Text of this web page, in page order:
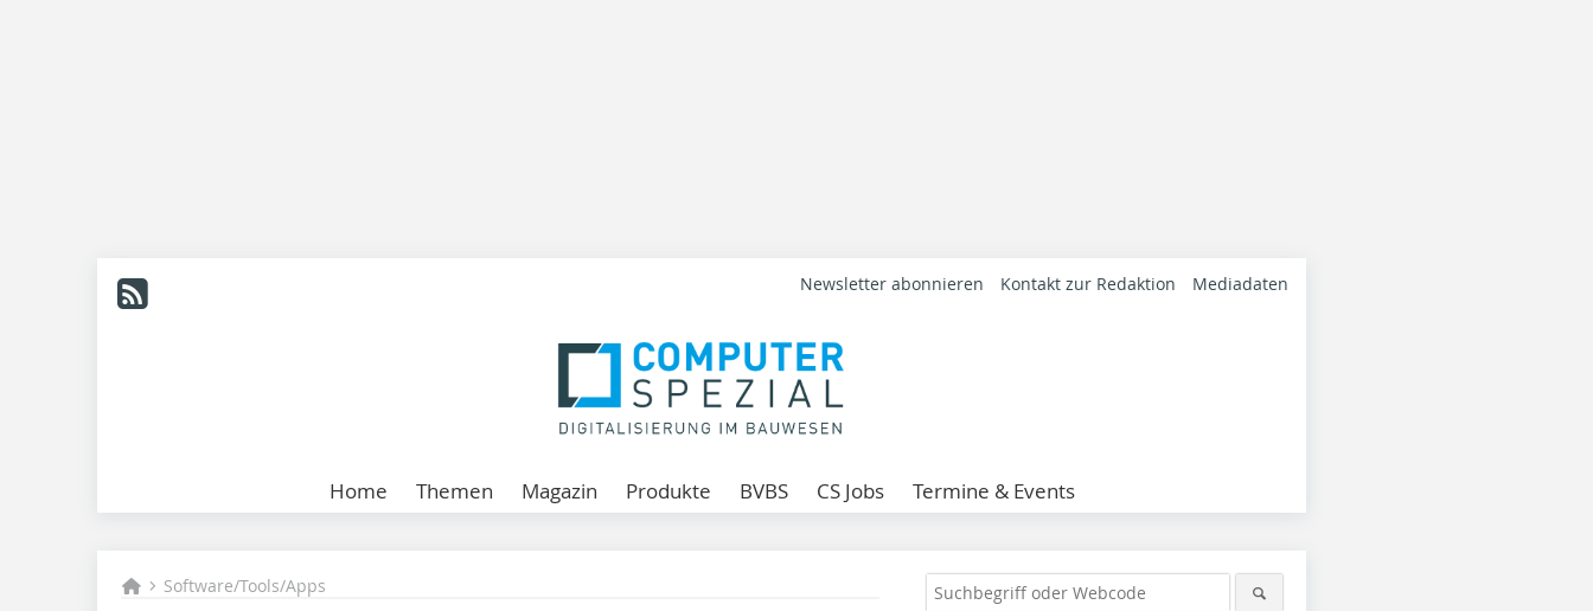
Newsletter abonnieren Kontakt zur Redaktion Mediadaten
Home Themen Magazin Produkte BVBS CS Jobs Termine & Events
Software/Tools/Apps